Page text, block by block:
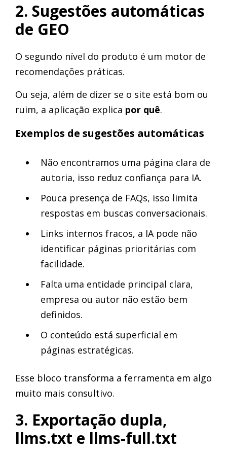
2. Sugestões automáticas
de GEO
O segundo nível do produto é um motor de
recomendações práticas.
Ou seja, além de dizer se o site está bom ou
ruim, a aplicação explica por quê.
Exemplos de sugestões automáticas
Não encontramos uma página clara de
autoria, isso reduz confiança para IA.
Pouca presença de FAQs, isso limita
respostas em buscas conversacionais.
Links internos fracos, a IA pode não
identificar páginas prioritárias com
facilidade.
Falta uma entidade principal clara,
empresa ou autor não estão bem
definidos.
O conteúdo está superficial em
páginas estratégicas.
Esse bloco transforma a ferramenta em algo
muito mais consultivo.
3. Exportação dupla,
llms.txt e llms-full.txt